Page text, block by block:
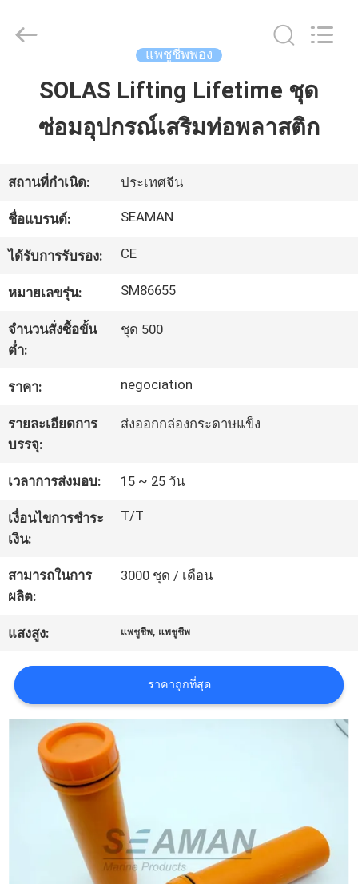
บ้าน
วิดีโอ
เรา
โรงงาน
ควบคุม
คุณภาพ
COMPANY
NEWS
แผนผัง
เว็บไซต์
PRIVACY
POLICY
2026
Jiaxing
แพชูชีพพอง
SOLAS Lifting Lifetime ชุด
ซ่อมอุปกรณ์เสริมท่อพลาสติก
สถานที่กำเนิด: ประเทศจีน
ชื่อแบรนด์: SEAMAN
ได้รับการรับรอง: CE
หมายเลขรุ่น: SM86655
จำนวนสั่งซื้อขั้น
ต่ำ:
ชุด 500
ราคา: negociation
รายละเอียดการ
บรรจุ:
ส่งออกกล่องกระดาษแข็ง
เวลาการส่งมอบ: 15 ~ 25 วัน
เงื่อนไขการชำระ
เงิน:
T/T
สามารถในการ
ผลิต:
3000 ชุด / เดือน
แสงสูง: แพชูชีพ, แพชูชีพ
ราคาถูกที่สุด